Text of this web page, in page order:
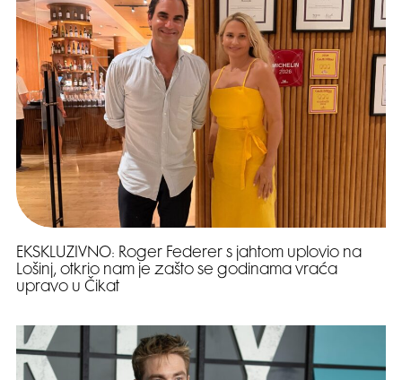
EKSKLUZIVNO: Roger Federer s jahtom uplovio na
Lošinj, otkrio nam je zašto se godinama vraća
upravo u Čikat